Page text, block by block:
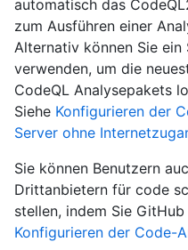
automatisch das
zum Ausführen einer
Alternativ können Sie
verwenden, um die
CodeQL Analysepakets
Siehe Konfigurieren der
Server ohne
Sie können Benutzern
Drittanbietern für code
stellen, indem Sie
Konfigurieren der Code-